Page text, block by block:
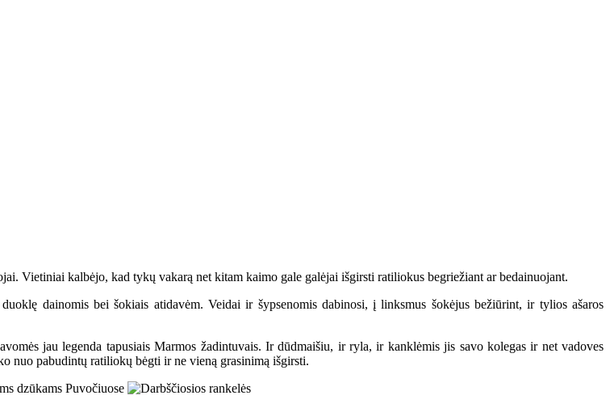
Vietiniai kalbėjo, kad tykų vakarą net kitam kaimo gale galėjai išgirsti ratiliokus begriežiant ar bedainuojant.
dainomis bei šokiais atidavėm. Veidai ir šypsenomis dabinosi, į linksmus šokėjus bežiūrint, ir tylios ašaros
jau legenda tapusiais Marmos žadintuvais. Ir dūdmaišiu, ir ryla, ir kanklėmis jis savo kolegas ir net vadoves
nuo pabudintų ratiliokų bėgti ir ne vieną grasinimą išgirsti.